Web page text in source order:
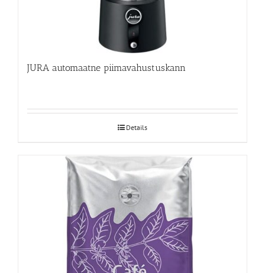
JURA automaatne piimavahustuskann
Details